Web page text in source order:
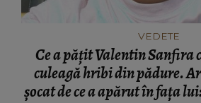
VEDETE
Ce a pățit Valentin Sanfira
culeagă hribi din pădure.
șocat de ce a apărut în fața